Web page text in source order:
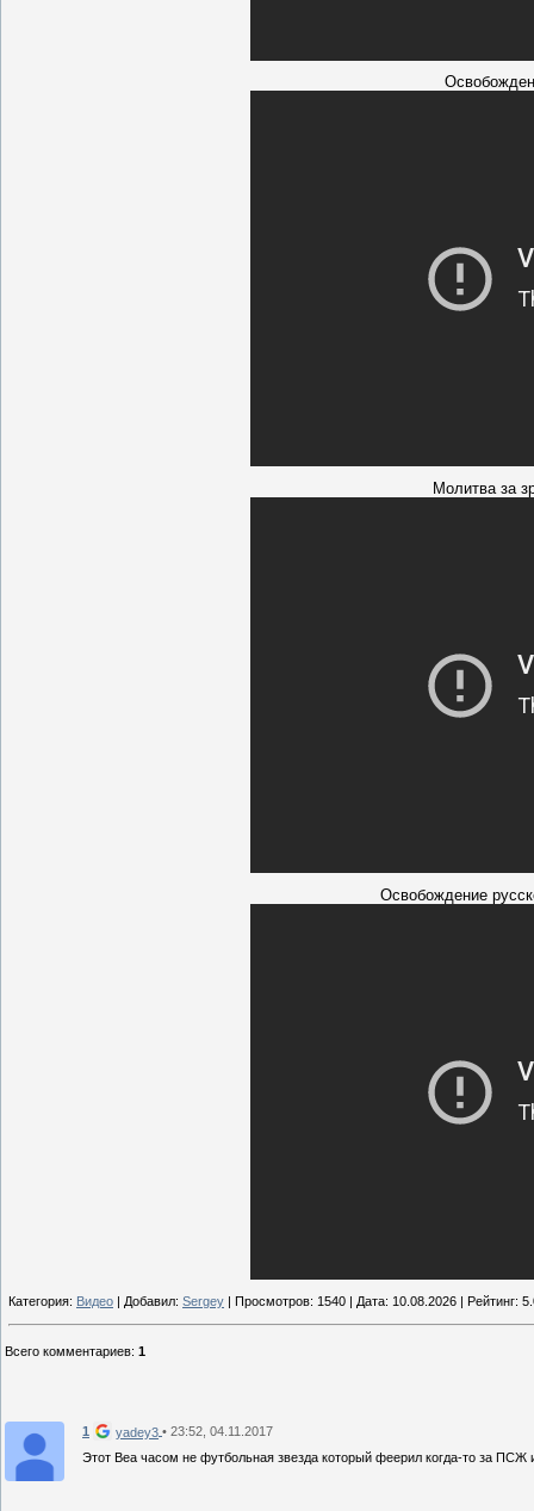
Молитва за
Освобождение
Категория: Видео | Добавил: Sergey | Просмотров: 1540 | Дата: 10.08.2026 | Рейтинг:
Всего комментариев: 1
1 yadey3 • 23:52, 04.11.2017
Этот Веа часом не футбольная звезда который феерил когда-то за ПСЖ